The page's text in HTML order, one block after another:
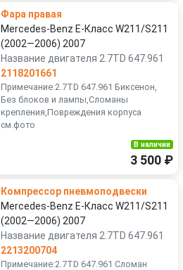
Фара правая
Mercedes-Benz E-Класс W211/S211
(2002—2006) 2007
Название двигателя 2.7TD 647.961
2118201661
Примечание:2.7TD 647.961 Биксенон,
Без блоков и лампы,Сломаны
крепления,Повреждения корпуса
см.фото
В наличии
3 500 ₽
Компрессор пневмоподвески
Mercedes-Benz E-Класс W211/S211
(2002—2006) 2007
Название двигателя 2.7TD 647.961
2213200704
Примечание:2.7TD 647.961 Сломан